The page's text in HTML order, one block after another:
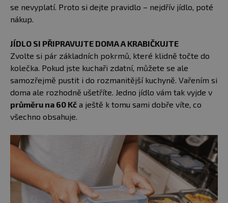
se nevyplatí. Proto si dejte pravidlo – nejdřív jídlo, poté
nákup.
JÍDLO SI PŘIPRAVUJTE DOMA A KRABIČKUJTE
Zvolte si pár základních pokrmů, které klidně točte do
kolečka. Pokud jste kuchaři zdatní, můžete se ale
samozřejmě pustit i do rozmanitější kuchyně. Vařením si
doma ale rozhodně ušetříte. Jedno jídlo vám tak vyjde v
průměru na 60 Kč a ještě k tomu sami dobře víte, co
všechno obsahuje.